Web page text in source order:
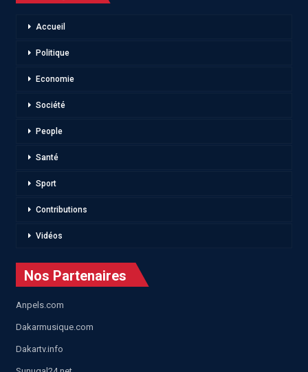
Accueil
Politique
Economie
Société
People
Santé
Sport
Contributions
Vidéos
Nos Partenaires
Anpels.com
Dakarmusique.com
Dakartv.info